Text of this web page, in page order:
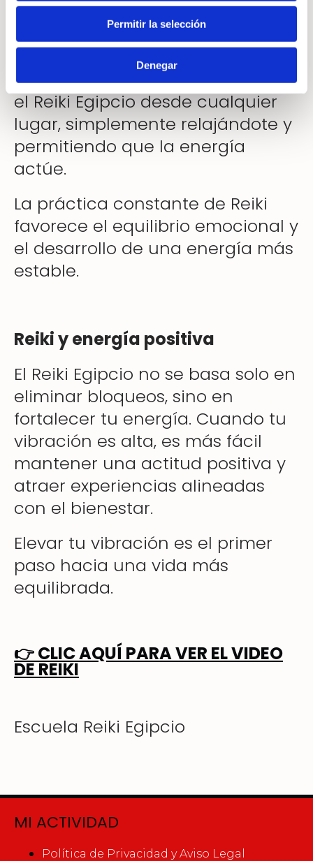
Permitir la selección
Denegar
Este envío de Reiki a distancia
está enfocado en ayudarte a
elevar tu vibración y mejorar tu
estado energético. Puedes recibir
el Reiki Egipcio desde cualquier
lugar, simplemente relajándote y
permitiendo que la energía
actúe.
La práctica constante de Reiki
favorece el equilibrio emocional y
el desarrollo de una energía más
estable.
Reiki y energía positiva
El Reiki Egipcio no se basa solo en
eliminar bloqueos, sino en
fortalecer tu energía. Cuando tu
vibración es alta, es más fácil
mantener una actitud positiva y
atraer experiencias alineadas
con el bienestar.
Elevar tu vibración es el primer
paso hacia una vida más
equilibrada.
👉CLIC AQUÍ PARA VER EL VIDEO
DE REIKI
Escuela Reiki Egipcio
MI ACTIVIDAD
Política de Privacidad y Aviso Legal